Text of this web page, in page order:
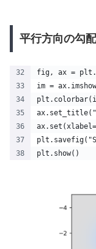
平行方向の勾
fig, ax =
im =
plt.show()